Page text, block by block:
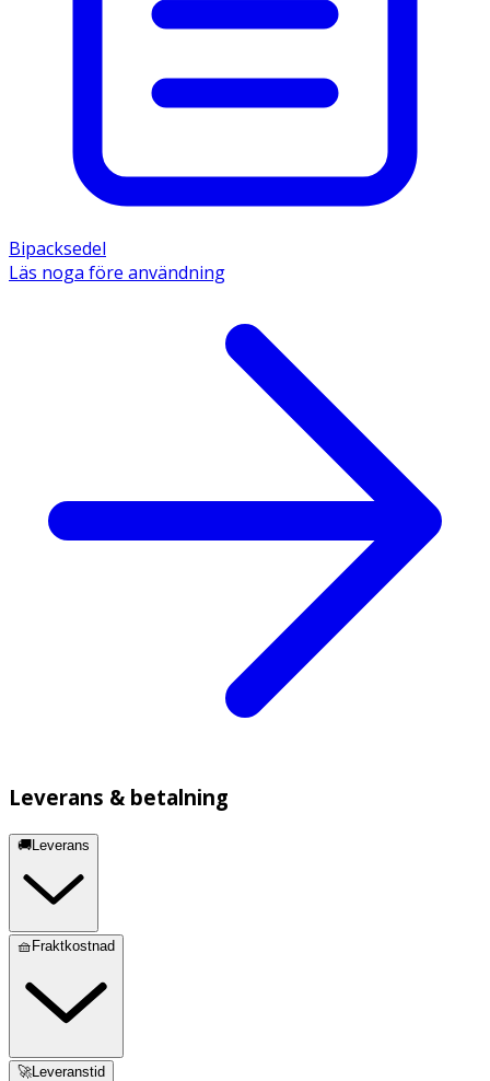
Bipacksedel
Läs noga före användning
Leverans & betalning
🚚Leverans
🧺Fraktkostnad
🚀Leveranstid